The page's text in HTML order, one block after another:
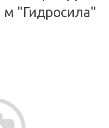
"Гидросила"